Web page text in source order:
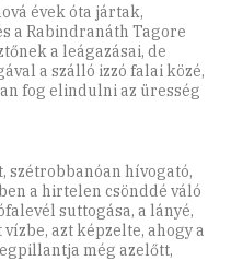
évek óta jártak,
a Rabindranáth Tagore
a leágazásai, de
a szálló izzó falai közé,
fog elindulni az üresség
szétrobbanóan hívogató,
a hirtelen csönddé váló
suttogása, a lányé,
azt képzelte, ahogy a
még azelőtt,